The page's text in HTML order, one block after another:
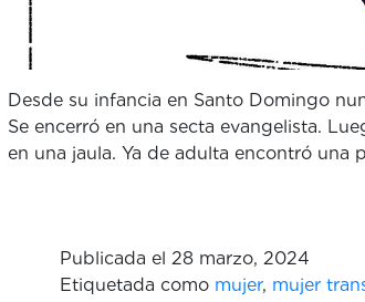
Desde su infancia en Santo Domingo
Se encerró en una secta evangelista.
en una jaula. Ya de adulta encontró una
Publicada el28 marzo, 2024
Etiquetada como mujer, mujer